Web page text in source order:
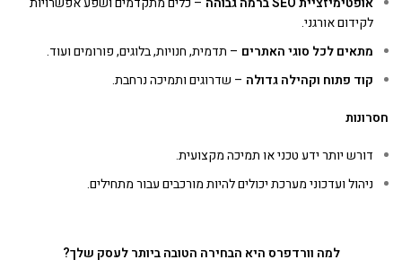
לקידום אורגני.
מתאים לכל סוגי האתרים – תדמית, חנויות, בלוגים, פורומים ועוד.
קוד פתוח וקהילה גדולה – שדרוגים ותמיכה נרחבת.
חסרונות
דורש יותר ידע טכני או תמיכה מקצועית.
ניהול ועדכוני מערכת יכולים להיות מורכבים עבור מתחילים.
למה וורדפרס היא הבחירה הטובה ביותר לעסק שלך?